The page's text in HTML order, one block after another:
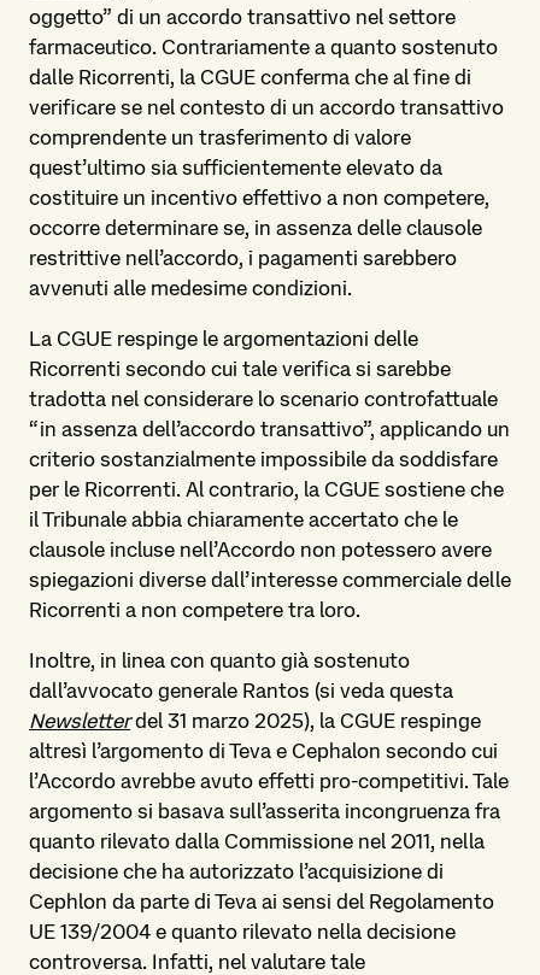
oggetto” di un accordo transattivo nel settore
farmaceutico. Contrariamente a quanto sostenuto
dalle Ricorrenti, la CGUE conferma che al fine di
verificare se nel contesto di un accordo transattivo
comprendente un trasferimento di valore
quest’ultimo sia sufficientemente elevato da
costituire un incentivo effettivo a non competere,
occorre determinare se, in assenza delle clausole
restrittive nell’accordo, i pagamenti sarebbero
avvenuti alle medesime condizioni.
La CGUE respinge le argomentazioni delle
Ricorrenti secondo cui tale verifica si sarebbe
tradotta nel considerare lo scenario controfattuale
“in assenza dell’accordo transattivo”, applicando un
criterio sostanzialmente impossibile da soddisfare
per le Ricorrenti. Al contrario, la CGUE sostiene che
il Tribunale abbia chiaramente accertato che le
clausole incluse nell’Accordo non potessero avere
spiegazioni diverse dall’interesse commerciale delle
Ricorrenti a non competere tra loro.
Inoltre, in linea con quanto già sostenuto
dall’avvocato generale Rantos (si veda questa
Newsletterdel 31 marzo 2025), la CGUE respinge
altresì l’argomento di Teva e Cephalon secondo cui
l’Accordo avrebbe avuto effetti pro-competitivi. Tale
argomento si basava sull’asserita incongruenza fra
quanto rilevato dalla Commissione nel 2011, nella
decisione che ha autorizzato l’acquisizione di
Cephlon da parte di Teva ai sensi del Regolamento
UE 139/2004 e quanto rilevato nella decisione
controversa. Infatti, nel valutare tale